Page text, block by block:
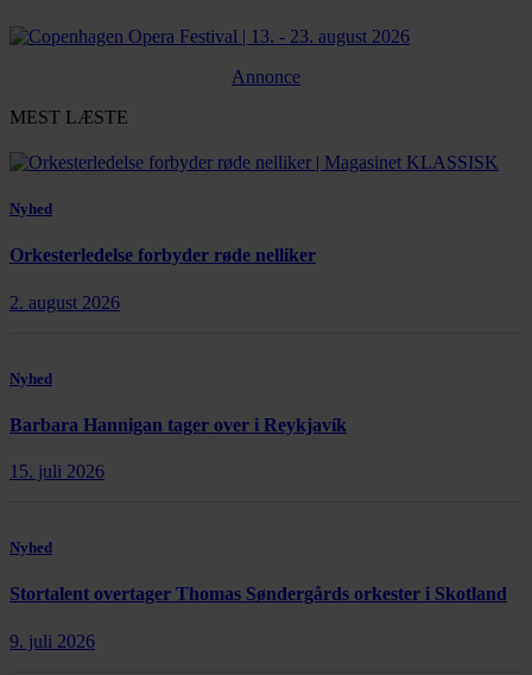
Annonce
MEST LÆSTE
Nyhed
Orkesterledelse forbyder røde nelliker
2. august 2026
Nyhed
Barbara Hannigan tager over i Reykjavík
15. juli 2026
Nyhed
Stortalent overtager Thomas Søndergårds orkester i Skotland
9. juli 2026